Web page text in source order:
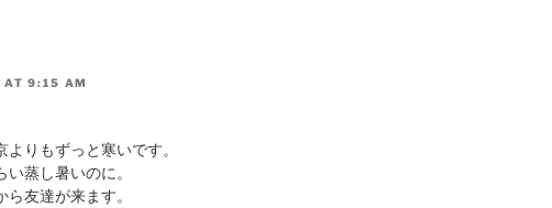
9:15 AM
よりもずっと寒いです。
い蒸し暑いのに。
友達が来ます。